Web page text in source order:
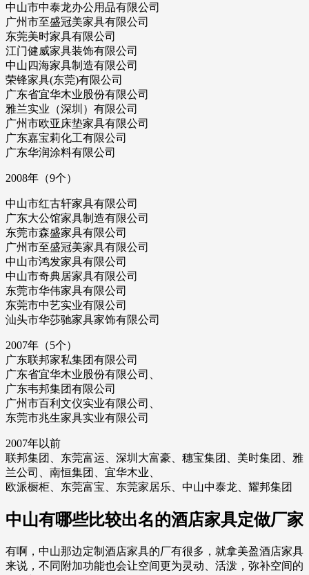
中山市中泰龙办公用品有限公司
广州市至盛冠美家具有限公司
东莞美时家具有限公司
江门健威家具装饰有限公司
中山四海家具制造有限公司
荣锋家具(东莞)有限公司
广东省宜华木业股份有限公司
雅兰实业（深圳）有限公司
广州市欧亚床垫家具有限公司
广东嘉宝莉化工有限公司
广东华润涂料有限公司
2008年（9个）
中山市红古轩家具有限公司
广东大公馆家具制造有限公司
东莞市森盛家具有限公司
广州市至盛冠美家具有限公司
中山市鸿发家具有限公司
中山市奇典居家具有限公司
东莞市华伟家具有限公司
东莞市中艺实业有限公司
汕头市华莎驰家具家饰有限公司
2007年（5个）
广东联邦家私集团有限公司
广东省宜华木业股份有限公司、
广东韦邦集团有限公司
广州市百利文仪实业有限公司、
东莞市兆生家具实业有限公司
2007年以前
联邦集团、东莞富运、深圳大富豪、穗宝集团、美时集团、雅
兰公司、南恒集团、宜华木业、
欧派橱柜、东莞富宝、东莞家居乐、中山中泰龙、耀邦集团
中山有哪些比较出名的酒店家具定做厂家
有啊，中山那边定制酒店家具的厂有很多，就拿美盈酒店家具
来说，不同附加功能也会让空间更为灵动、活泼，弥补空间的